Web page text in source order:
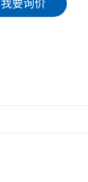
我要询价